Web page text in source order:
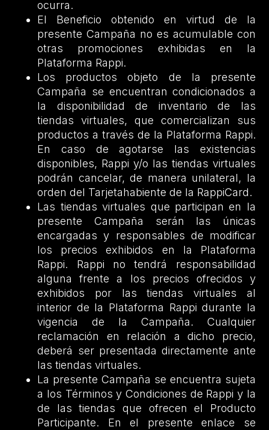
ocurra.
El Beneficio obtenido en virtud de la
presente Campaña no es acumulable con
otras promociones exhibidas en la
Plataforma Rappi.
Los productos objeto de la presente
Campaña se encuentran condicionados a
la disponibilidad de inventario de las
tiendas virtuales, que comercializan sus
productos a través de la Plataforma Rappi.
En caso de agotarse las existencias
disponibles, Rappi y/o las tiendas virtuales
podrán cancelar, de manera unilateral, la
orden del Tarjetahabiente de la RappiCard.
Las tiendas virtuales que participan en la
presente Campaña serán las únicas
encargadas y responsables de modificar
los precios exhibidos en la Plataforma
Rappi. Rappi no tendrá responsabilidad
alguna frente a los precios ofrecidos y
exhibidos por las tiendas virtuales al
interior de la Plataforma Rappi durante la
vigencia de la Campaña. Cualquier
reclamación en relación a dicho precio,
deberá ser presentada directamente ante
las tiendas virtuales.
La presente Campaña se encuentra sujeta
a los Términos y Condiciones de Rappi y la
de las tiendas que ofrecen el Producto
Participante. En el presente enlace se